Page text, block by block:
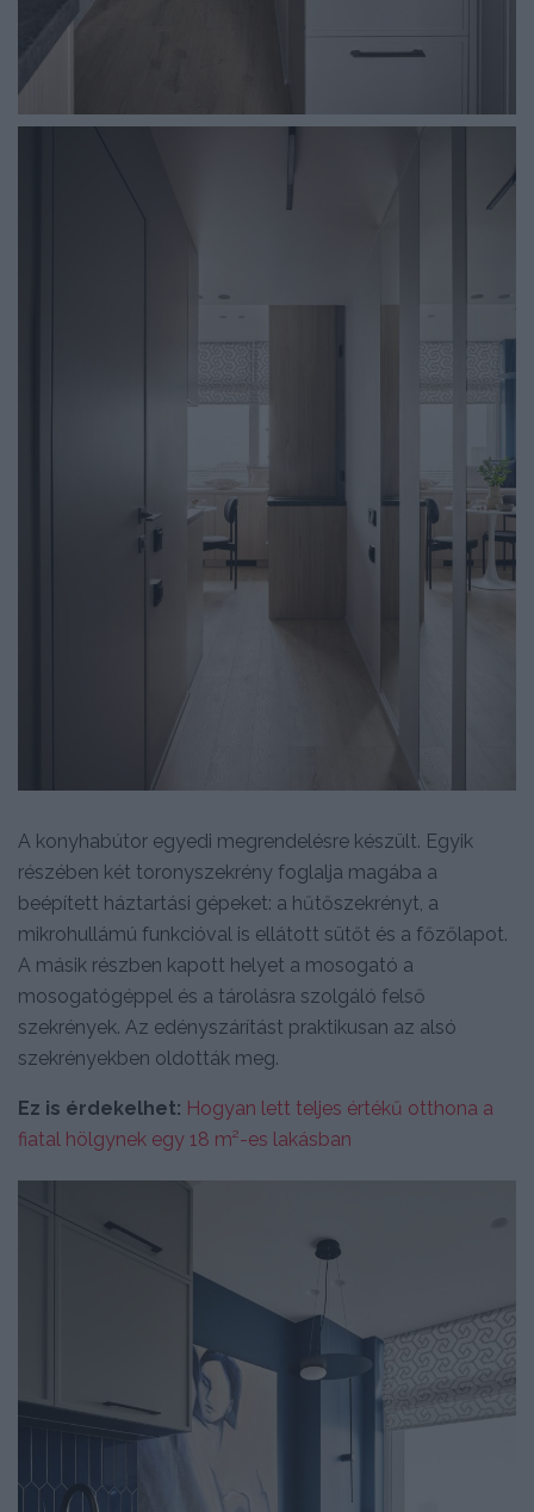
A konyhabútor egyedi megrendelésre készült. Egyik
részében két toronyszekrény foglalja magába a
beépített háztartási gépeket: a hűtőszekrényt, a
mikrohullámú funkcióval is ellátott sütőt és a főzőlapot.
A másik részben kapott helyet a mosogató a
mosogatógéppel és a tárolásra szolgáló felső
szekrények. Az edényszárítást praktikusan az alsó
szekrényekben oldották meg.
Ez is érdekelhet: Hogyan lett teljes értékű otthona a
fiatal hölgynek egy 18 m²-es lakásban